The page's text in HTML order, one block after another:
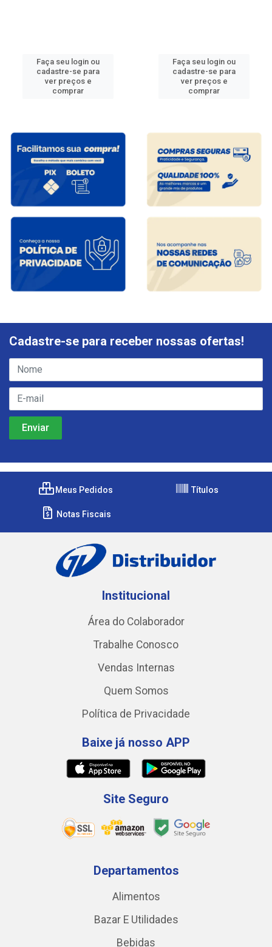
Faça seu login ou
cadastre-se para
ver preços e
comprar
Faça seu login ou
cadastre-se para
ver preços e
comprar
Cadastre-se para receber nossas ofertas!
Meus Pedidos Títulos
Notas Fiscais
Institucional
Área do Colaborador
Trabalhe Conosco
Vendas Internas
Quem Somos
Política de Privacidade
Baixe já nosso APP
Site Seguro
Departamentos
Alimentos
Bazar E Utilidades
Bebidas